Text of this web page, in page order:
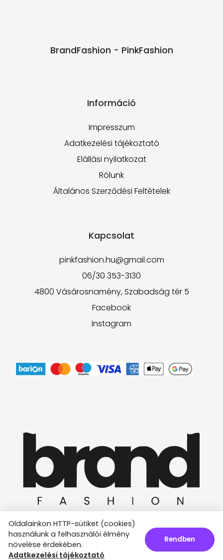
BrandFashion - PinkFashion
Információ
Impresszum
Adatkezelési tájékoztató
Elállási nyilatkozat
Rólunk
Általános Szerződési Feltételek
Kapcsolat
pinkfashion.hu@gmail.com
06/30 353-3130
4800 Vásárosnamény, Szabadság tér 5
Facebook
Instagram
Ⓒ 2025 Minden jog fenntartva.
Az oldalt készítette:
Oldalainkon HTTP-sütiket (cookies)
használunk a felhasználói élmény
növelése érdekében.
Adatkezelési tájékoztató
Rendben